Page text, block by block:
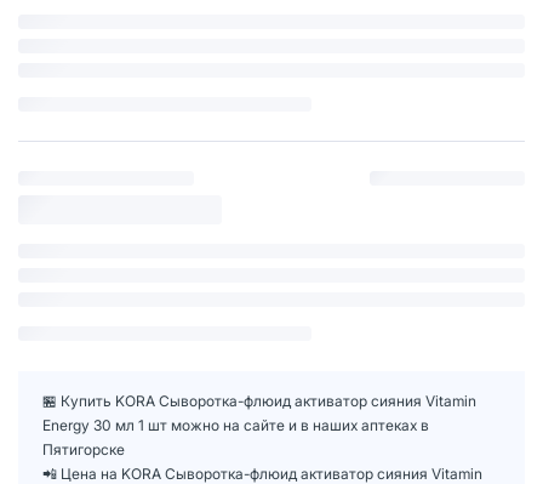
🏪 Купить KORA Сыворотка-флюид активатор сияния Vitamin
Energy 30 мл 1 шт можно на сайте и в наших аптеках в
Пятигорске
📲 Цена на KORA Сыворотка-флюид активатор сияния Vitamin